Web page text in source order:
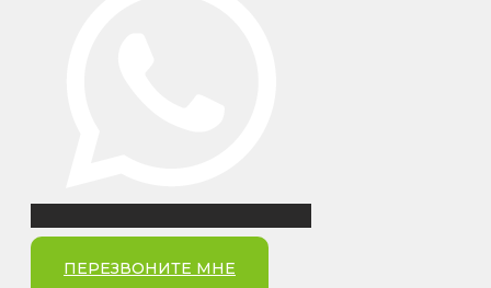
ПЕРЕЗВОНИТЕ МНЕ